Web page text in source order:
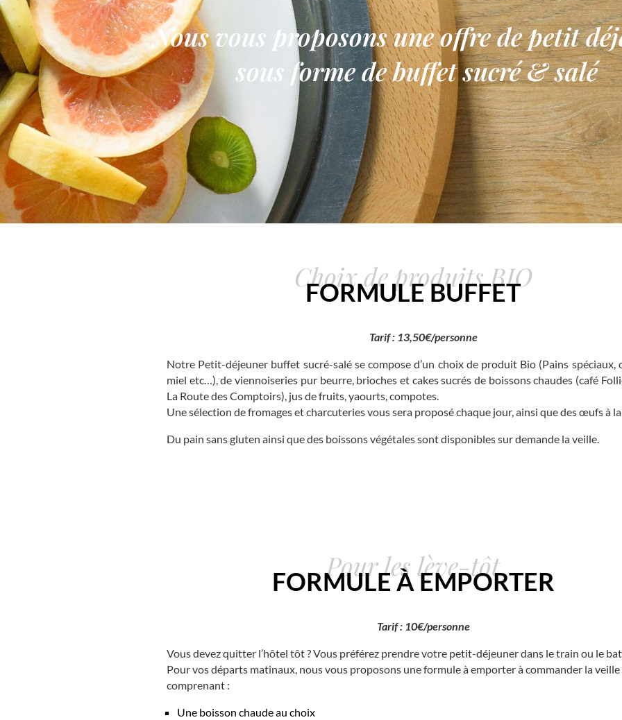
Nous vous proposons une offre de petit
sous forme de buffet sucré & salé
Choix de produits BIO
FORMULE BUFFET
Tarif : 13,50€/personne
Notre Petit-déjeuner buffet sucré-salé se compose d’un choix de produit Bio (Pains spéciaux,
miel etc…), de viennoiseries pur beurre, brioches et cakes sucrés de boissons chaudes (café
La Route des Comptoirs), jus de fruits, yaourts, compotes.
Une sélection de fromages et charcuteries vous sera proposé chaque jour, ainsi que des œufs à la
Du pain sans gluten ainsi que des boissons végétales sont disponibles sur demande la veille.
Pour les lève-tôt
FORMULE À EMPORTER
Tarif : 10€/personne
Vous devez quitter l’hôtel tôt ? Vous préférez prendre votre petit-déjeuner dans le train ou le
Pour vos départs matinaux, nous vous proposons une formule à emporter à commander la veille
comprenant :
Une boisson chaude au choix